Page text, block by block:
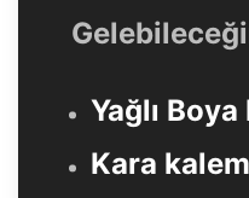
Yağlı Boya
Kara